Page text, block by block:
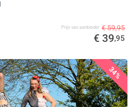
Prijs van aanbieder € 59,95
€ 39,95
34%